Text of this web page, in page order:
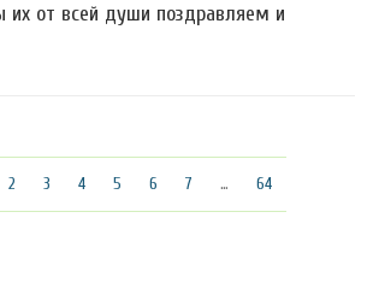
от всей души поздравляем и
2 3 4 5 6 7 … 64